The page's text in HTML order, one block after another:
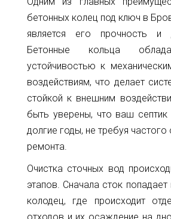
бетонных колец под ключ в
является его прочность и
Бетонные кольца
устойчивостью к
воздействиям, что делает
стойкой к внешним
быть уверены, что ваш
долгие годы, не требуя
ремонта.
Очистка сточных вод
этапов. Сначала сток
колодец, где происходит